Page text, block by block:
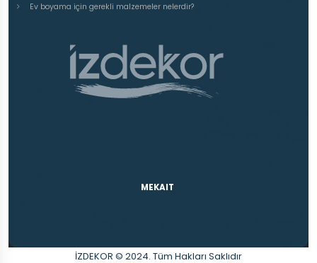
Ev boyama için gerekli malzemeler nelerdir?
MEKAIT
İZDEKOR © 2024. Tüm Hakları Saklıdır